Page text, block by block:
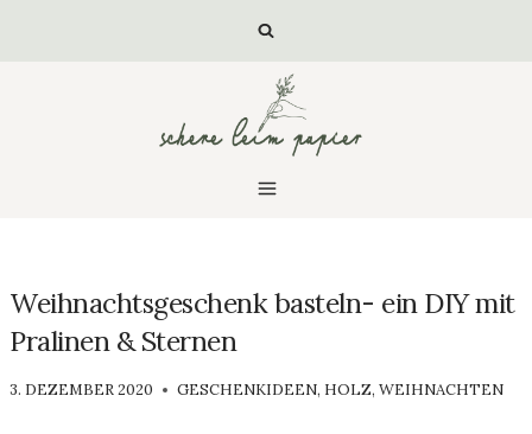
Weihnachtsgeschenk basteln- ein DIY mit
Pralinen & Sternen
VON
3. DEZEMBER 2020 GESCHENKIDEEN, HOLZ, WEIHNACHTEN